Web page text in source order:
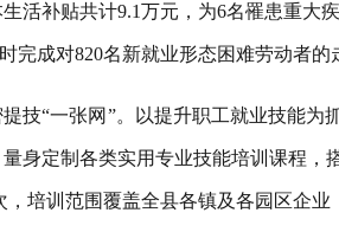
活补贴共计9.1万元，为6名罹患重大
完成对820名新就业形态困难劳动者
技“一张网”。以提升职工就业技能
身定制各类实用专业技能培训课程
，培训范围覆盖全县各镇及各园区企